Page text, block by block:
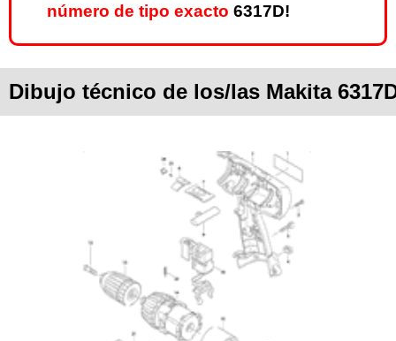
número de tipo exacto 6317D!
Dibujo técnico de los/las Makita